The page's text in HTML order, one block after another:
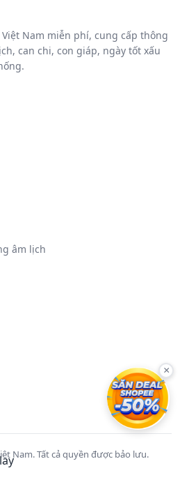
Nam miễn phí, cung cấp thông
can chi, con giáp, ngày tốt xấu
âm lịch
Nam. Tất cả quyền được bảo lưu.
×